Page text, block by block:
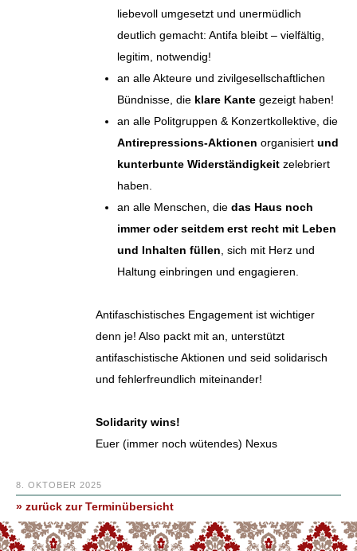
liebevoll umgesetzt und unermüdlich
deutlich gemacht: Antifa bleibt – vielfältig,
legitim, notwendig!
an alle Akteure und zivilgesellschaftlichen
Bündnisse, die klare Kante gezeigt haben!
an alle Politgruppen & Konzertkollektive, die
Antirepressions-Aktionen organisiert und
kunterbunte Widerständigkeit zelebriert
haben.
an alle Menschen, die das Haus noch
immer oder seitdem erst recht mit Leben
und Inhalten füllen, sich mit Herz und
Haltung einbringen und engagieren.
Antifaschistisches Engagement ist wichtiger
denn je! Also packt mit an, unterstützt
antifaschistische Aktionen und seid solidarisch
und fehlerfreundlich miteinander!
Solidarity wins!
Euer (immer noch wütendes) Nexus
8. OKTOBER 2025
» zurück zur Terminübersicht